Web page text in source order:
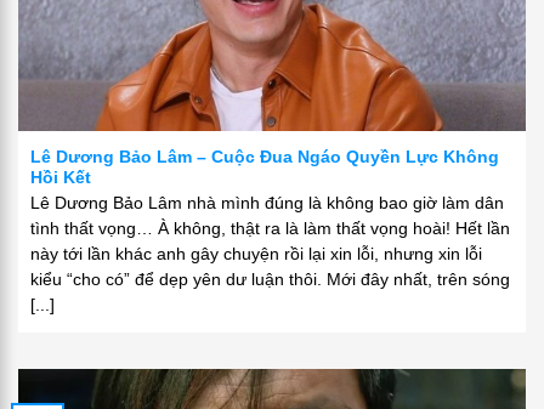
Lê Dương Bảo Lâm – Cuộc Đua Ngáo Quyền Lực Không
Hồi Kết
Lê Dương Bảo Lâm nhà mình đúng là không bao giờ làm dân
tình thất vọng… À không, thật ra là làm thất vọng hoài! Hết lần
này tới lần khác anh gây chuyện rồi lại xin lỗi, nhưng xin lỗi
kiểu “cho có” để dẹp yên dư luận thôi. Mới đây nhất, trên sóng
[...]